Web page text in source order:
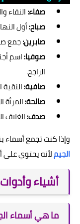
صفاء:النقاء
صباح:أول
صابرين:جمع
صوفيا:اسم
الراجح.
صافية:
صالحة:
صدف:الغلاف
وإذا كنت تجمع أسماء
الجيملأنه يحتوي
أشياء
ما هي أسماء